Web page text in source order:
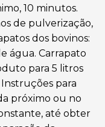
10 minutos.
de pulverização,
dos bovinos:
água. Carrapato
para 5 litros
para
próximo ou no
até obter